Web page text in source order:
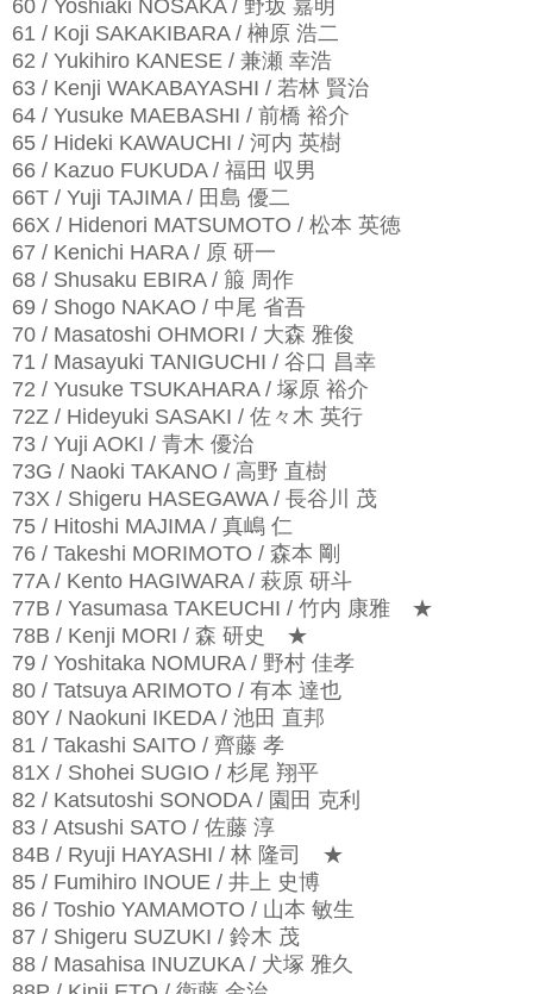
60 / Yoshiaki NOSAKA / 野坂 嘉明
61 / Koji SAKAKIBARA / 榊原 浩二
62 / Yukihiro KANESE / 兼瀬 幸浩
63 / Kenji WAKABAYASHI / 若林 賢治
64 / Yusuke MAEBASHI / 前橋 裕介
65 / Hideki KAWAUCHI / 河内 英樹
66 / Kazuo FUKUDA / 福田 収男
66T / Yuji TAJIMA / 田島 優二
66X / Hidenori MATSUMOTO / 松本 英徳
67 / Kenichi HARA / 原 研一
68 / Shusaku EBIRA / 箙 周作
69 / Shogo NAKAO / 中尾 省吾
70 / Masatoshi OHMORI / 大森 雅俊
71 / Masayuki TANIGUCHI / 谷口 昌幸
72 / Yusuke TSUKAHARA / 塚原 裕介
72Z / Hideyuki SASAKI / 佐々木 英行
73 / Yuji AOKI / 青木 優治
73G / Naoki TAKANO / 高野 直樹
73X / Shigeru HASEGAWA / 長谷川 茂
75 / Hitoshi MAJIMA / 真嶋 仁
76 / Takeshi MORIMOTO / 森本 剛
77A / Kento HAGIWARA / 萩原 研斗
77B / Yasumasa TAKEUCHI / 竹内 康雅 ★
78B / Kenji MORI / 森 研史
★
79 / Yoshitaka NOMURA / 野村 佳孝
80 / Tatsuya ARIMOTO / 有本 達也
80Y / Naokuni IKEDA / 池田 直邦
81 / Takashi SAITO / 齊藤 孝
81X / Shohei SUGIO / 杉尾 翔平
82 / Katsutoshi SONODA / 園田 克利
83 / Atsushi SATO / 佐藤 淳
84B / Ryuji HAYASHI / 林 隆司
★
85 / Fumihiro INOUE / 井上 史博
86 / Toshio YAMAMOTO / 山本 敏生
87 / Shigeru SUZUKI / 鈴木 茂
88 / Masahisa INUZUKA / 犬塚 雅久